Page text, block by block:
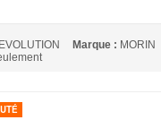
Marque : MORIN